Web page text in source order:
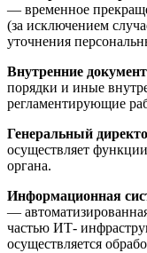
— временное
(за исключением
уточнения
Внутренние
порядки и иные
регламентирующие
Генеральный
осуществляет
органа.
Информационная
—
частью ИТ-
осуществляется